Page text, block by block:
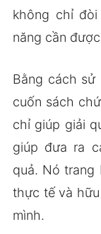
không chỉ
năng cần
Bằng cách
cuốn sách
chỉ giúp giải
giúp đưa ra
quả. Nó trang
thực tế và
mình.